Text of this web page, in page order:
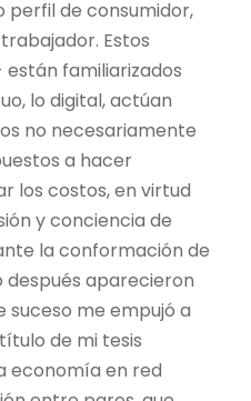
perfil de consumidor,
Estos
familiarizados
lo digital, actúan
no necesariamente
a hacer
los costos, en virtud
y conciencia de
la conformación de
después aparecieron
suceso me empujó a
de mi tesis
economía en red